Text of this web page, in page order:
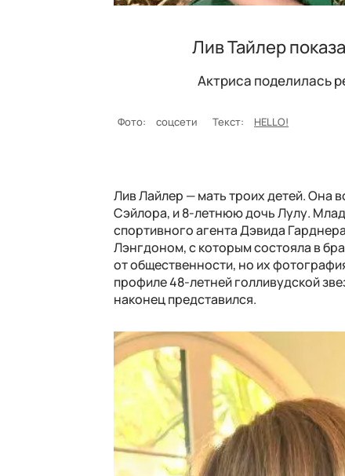
Лив Тайлер
Актриса поделилась
Фото: соцсети Текст: HELLO!
Лив Лайлер — мать троих детей. Она
Сэйлора, и 8-летнюю дочь Лулу.
спортивного агента Дэвида
Лэнгдоном, с которым состояла в
от общественности, но их
профиле 48-летней голливудской
наконец представился.